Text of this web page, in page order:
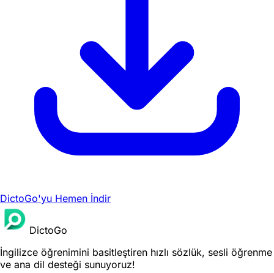
DictoGo'yu Hemen İndir
DictoGo
İngilizce öğrenimini basitleştiren hızlı sözlük, sesli öğrenme
ve ana dil desteği sunuyoruz!